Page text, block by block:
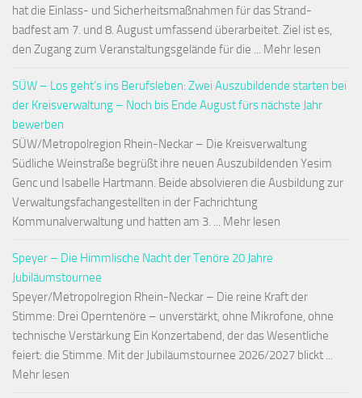
hat die Einlass- und Sicherheitsmaßnahmen für das Strand-
badfest am 7. und 8. August umfassend überarbeitet. Ziel ist es,
den Zugang zum Veranstaltungsgelände für die ... Mehr lesen
SÜW – Los geht’s ins Berufsleben: Zwei Auszubildende starten bei
der Kreisverwaltung – Noch bis Ende August fürs nächste Jahr
bewerben
SÜW/Metropolregion Rhein-Neckar – Die Kreisverwaltung
Südliche Weinstraße begrüßt ihre neuen Auszubildenden Yesim
Genc und Isabelle Hartmann. Beide absolvieren die Ausbildung zur
Verwaltungsfachangestellten in der Fachrichtung
Kommunalverwaltung und hatten am 3. ... Mehr lesen
Speyer – Die Himmlische Nacht der Tenöre 20 Jahre
Jubiläumstournee
Speyer/Metropolregion Rhein-Neckar – Die reine Kraft der
Stimme: Drei Operntenöre – unverstärkt, ohne Mikrofone, ohne
technische Verstärkung Ein Konzertabend, der das Wesentliche
feiert: die Stimme. Mit der Jubiläumstournee 2026/2027 blickt ...
Mehr lesen